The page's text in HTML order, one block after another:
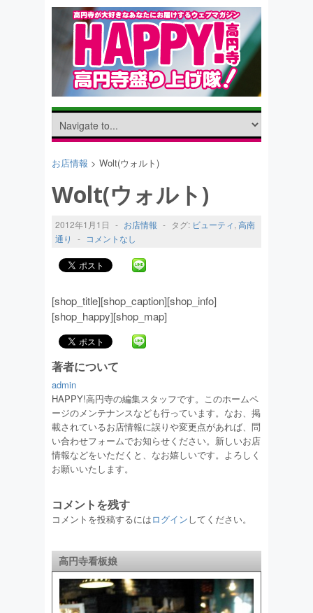
お店情報 > Wolt(ウォルト)
Wolt(ウォルト)
2012年1月1日 - お店情報 - タグ: ビューティ, 高南
通り
- コメントなし
[shop_title][shop_caption][shop_info]
[shop_happy][shop_map]
著者について
admin
HAPPY!高円寺の編集スタッフです。このホームペ
ージのメンテナンスなども行っています。なお、掲
載されているお店情報に誤りや変更点があれば、問
い合わせフォームでお知らせください。新しいお店
情報などをいただくと、なお嬉しいです。よろしく
お願いいたします。
コメントを残す
コメントを投稿するにはログインしてください。
高円寺看板娘